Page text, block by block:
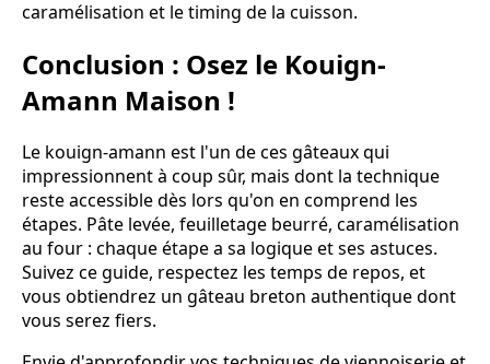
caramélisation et le timing de la cuisson.
Conclusion : Osez le Kouign-
Amann Maison !
Le kouign-amann est l'un de ces gâteaux qui
impressionnent à coup sûr, mais dont la technique
reste accessible dès lors qu'on en comprend les
étapes. Pâte levée, feuilletage beurré, caramélisation
au four : chaque étape a sa logique et ses astuces.
Suivez ce guide, respectez les temps de repos, et
vous obtiendrez un gâteau breton authentique dont
vous serez fiers.